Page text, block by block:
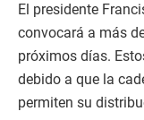
El presidente
convocará a más
próximos días.
debido a que la
permiten su